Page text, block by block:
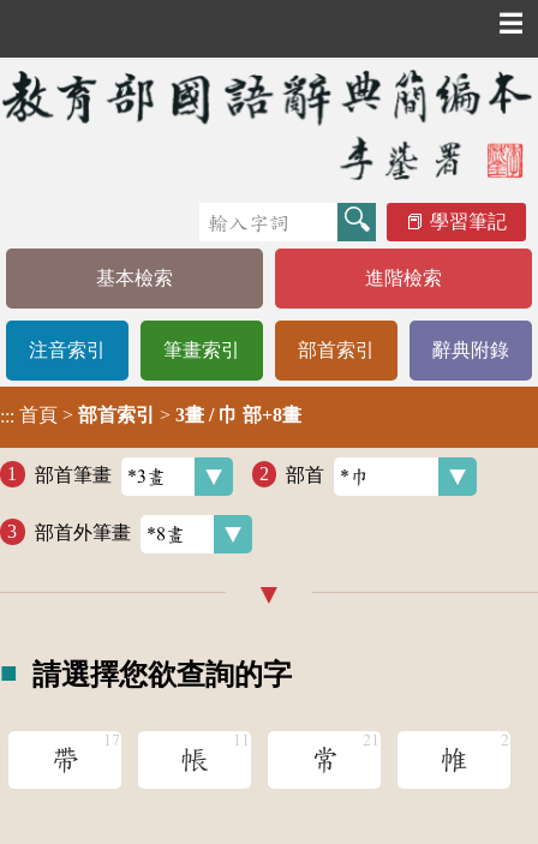
☰
學習筆記
基本檢索 進階檢索
注音索引 筆畫索引 部首索引 辭典附錄
::: 首頁 > 部首索引 > 3畫 / 巾 部+8畫
部首筆畫 部首
部首外筆畫
請選擇您欲查詢的字
帶 帳 常 帷